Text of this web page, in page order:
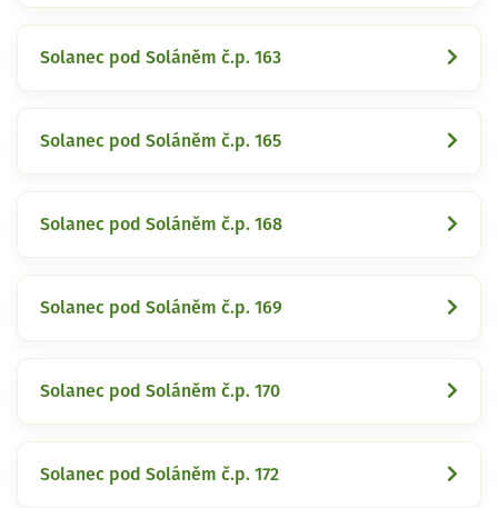
Solanec pod Soláněm č.p. 163
Solanec pod Soláněm č.p. 165
Solanec pod Soláněm č.p. 168
Solanec pod Soláněm č.p. 169
Solanec pod Soláněm č.p. 170
Solanec pod Soláněm č.p. 172